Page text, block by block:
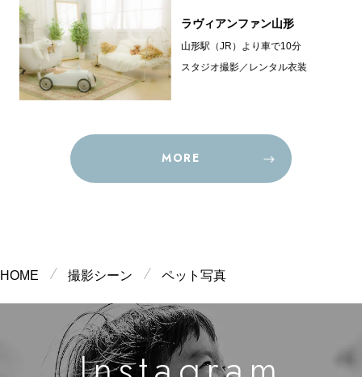
ラヴィアンファン山形
山形駅（JR）より車で10分
スタジオ撮影／レンタル衣装
表参道駅（地下鉄）B2出口より徒歩
1分
スタジオ撮影／出張撮影
スタジオ撮影
名古屋フォトスタジオ
丸の内駅（地下鉄）４番出口すぐ
スタジオ撮影／出張撮影
スタジオ撮影／出張撮影
大阪フォトスタジオ
JR「大阪駅」桜橋口より徒歩5分
スタジオ撮影／出張撮影
旧居留地・大丸前駅（地下鉄）1番出
スタジオ撮影／出張撮影
岡山フォトスタジオ
県庁通り駅（東山線）徒歩2分
スタジオ撮影／出張撮影
スタジオ撮影／出張撮影
天神大牟田線「西鉄福岡(天神)駅」よ
り徒歩8分
スタジオ撮影／出張撮影
熊本電鉄バス「白川公園前」徒歩2
スタジオ撮影／出張撮影
フランス・パリ
MORE
HOME 撮影シーン ペット写真